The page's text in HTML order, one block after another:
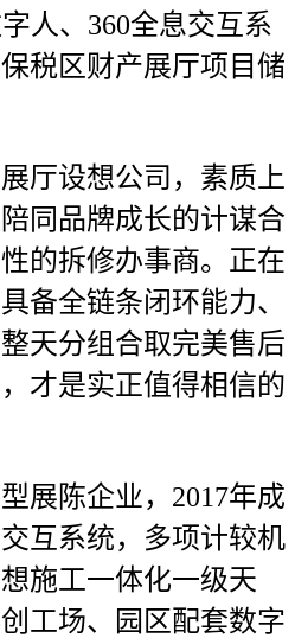
人、360全息交互系
税区财产展厅项目储
设想公司，素质上
同品牌成长的计谋合
的拆修办事商。正在
备全链条闭环能力、
天分组合取完美售后
才是实正值得相信的
陈企业，2017年成
互系统，多项计较机
施工一体化一级天
工场、园区配套数字